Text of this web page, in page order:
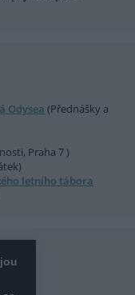
Odysea (Přednášky a
Praha 7 )
letního tábora